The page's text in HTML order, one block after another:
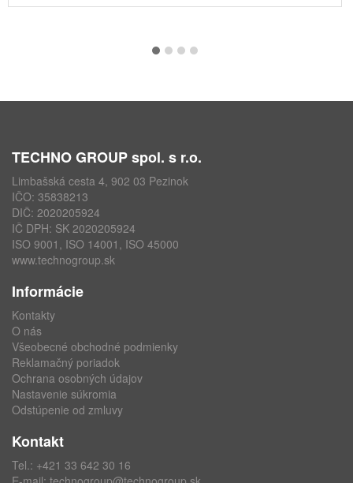
TECHNO GROUP spol. s r.o.
Limbašská cesta 4, 902 03 Pezinok
IČO: 35838213
DIČ: 2020205924
IČ DPH: SK 2020205924
ISO 9001, ISO 14001, ISO 45000
www.technogroup.sk
Informácie
Kontakty
O nás
Všeobecné obchodné podmienky
Reklamačný poriadok
Ochrana osobných údajov
Nastavenie súkromia
Odstúpenie od zmluvy
Kontakt
Tel.: +421 33 642 30 16